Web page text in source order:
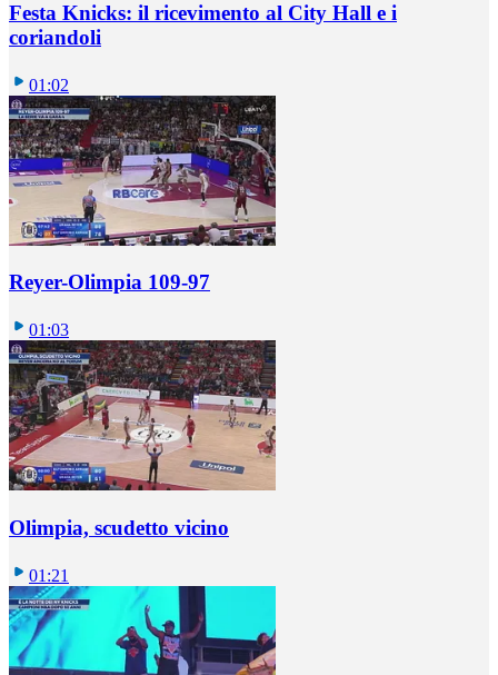
Festa Knicks: il ricevimento al City Hall e i
coriandoli
01:02
Reyer-Olimpia 109-97
01:03
Olimpia, scudetto vicino
01:21